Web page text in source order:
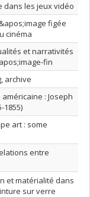
dans les jeux vidéo
figée
cinéma
et narrativités
fin
archive
: Joseph
1855)
art : some
entre
et matérialité dans
sur verre